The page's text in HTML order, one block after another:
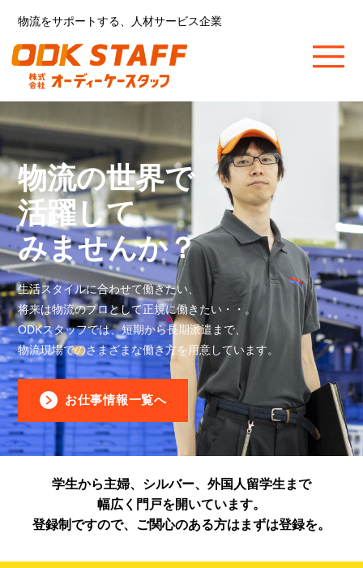
物流をサポートする、人材サービス企業
物流の世界で
活躍して
みませんか？
生活スタイルに合わせて働きたい、
将来は物流のプロとして正規に働きたい・・。
ODKスタッフでは、短期から長期派遣まで、
物流現場でのさまざまな働き方を用意しています。
お仕事情報一覧へ
学生から主婦、シルバー、外国人留学生まで
幅広く門戸を開いています。
登録制ですので、ご関心のある方はまずは登録を。